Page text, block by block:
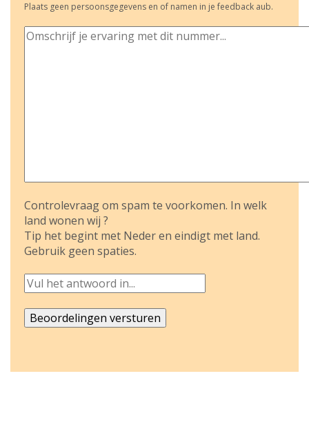
Plaats geen persoonsgegevens en of namen in je feedback aub.
Controlevraag om spam te voorkomen. In welk
land wonen wij ?
Tip het begint met Neder en eindigt met land.
Gebruik geen spaties.